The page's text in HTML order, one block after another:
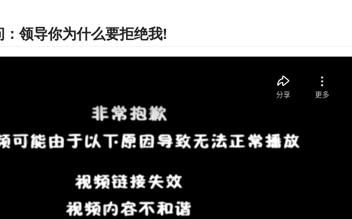
领导你为什么要拒绝我!